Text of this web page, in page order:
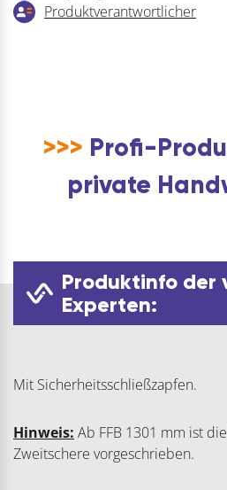
Produktverantwortlicher
>>> Profi-
private
Produktinfo der
Experten:
Mit Sicherheitsschließzapfen.
Hinweis: Ab FFB 1301 mm ist
Zweitschere vorgeschrieben.